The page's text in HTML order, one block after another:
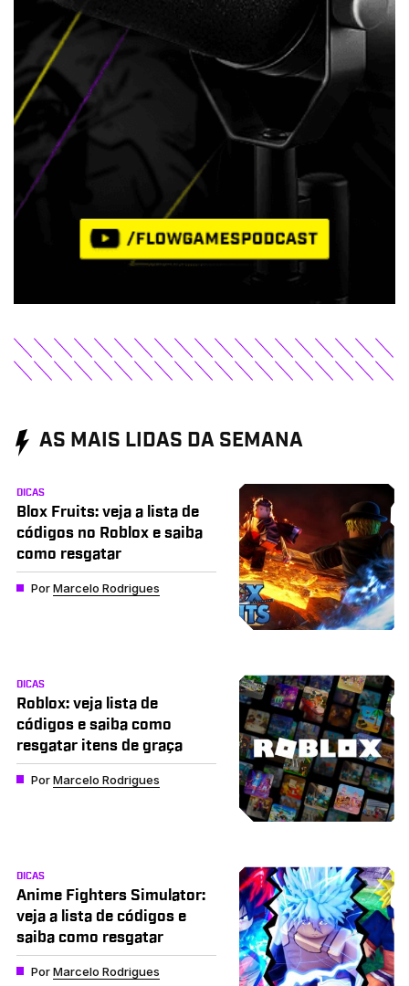
AS MAIS LIDAS DA SEMANA
DICAS
Blox Fruits: veja a lista de
códigos no Roblox e saiba
como resgatar
PorMarcelo Rodrigues
DICAS
Roblox: veja lista de
códigos e saiba como
resgatar itens de graça
PorMarcelo Rodrigues
DICAS
Anime Fighters Simulator:
veja a lista de códigos e
saiba como resgatar
PorMarcelo Rodrigues